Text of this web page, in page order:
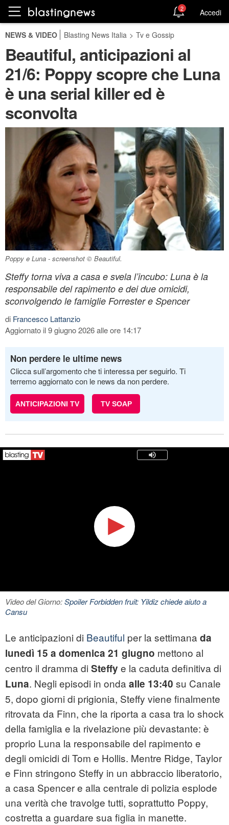
2 Accedi
NEWS & VIDEO Blasting News Italia > Tv e Gossip
Beautiful, anticipazioni al
21/6: Poppy scopre che Luna
è una serial killer ed è
sconvolta
Poppy e Luna - screenshot © Beautiful.
Steffy torna viva a casa e svela l’incubo: Luna è la
responsabile del rapimento e dei due omicidi,
sconvolgendo le famiglie Forrester e Spencer
di Francesco Lattanzio
Aggiornato il 9 giugno 2026 alle ore 14:17
Non perdere le ultime news
Clicca sull’argomento che ti interessa per seguirlo. Ti
terremo aggiornato con le news da non perdere.
ANTICIPAZIONI TV TV SOAP
Video del Giorno:Spoiler Forbidden fruit: Yildiz chiede aiuto a
Cansu
Le anticipazioni di Beautiful per la settimana da
lunedì 15 a domenica 21 giugno mettono al
centro il dramma di Steffy e la caduta definitiva di
Luna. Negli episodi in onda alle 13:40 su Canale
5, dopo giorni di prigionia, Steffy viene finalmente
ritrovata da Finn, che la riporta a casa tra lo shock
della famiglia e la rivelazione più devastante: è
proprio Luna la responsabile del rapimento e
degli omicidi di Tom e Hollis. Mentre Ridge, Taylor
e Finn stringono Steffy in un abbraccio liberatorio,
a casa Spencer e alla centrale di polizia esplode
una verità che travolge tutti, soprattutto Poppy,
costretta a guardare sua figlia in manette.